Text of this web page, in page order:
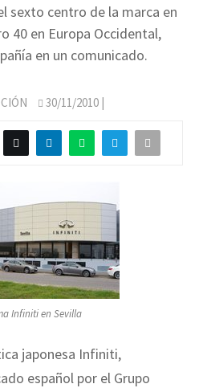
sexto centro de la marca en
40 en Europa Occidental,
en un comunicado.
30/11/2010 |
Infiniti en Sevilla
japonesa Infiniti,
español por el Grupo